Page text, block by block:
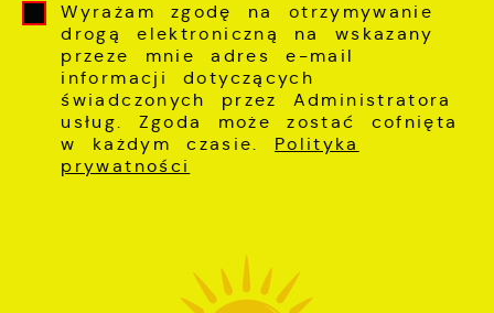
Wyrażam zgodę na otrzymywanie
drogą elektroniczną na wskazany
przeze mnie adres e-mail
informacji dotyczących
świadczonych przez Administratora
usług. Zgoda może zostać cofnięta
w każdym czasie. Polityka
prywatności